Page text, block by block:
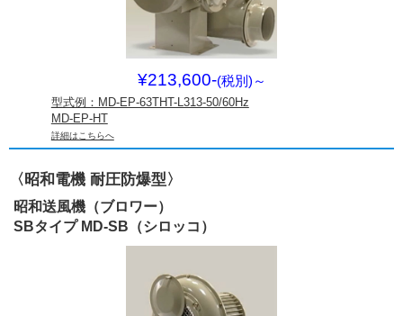
¥213,600-(税別) ～
型式例：MD-EP-63THT-L313-50/60Hz
MD-EP-HT
詳細はこちらへ
〈昭和電機 耐圧防爆型〉
昭和送風機（ブロワー）
SBタイプ MD-SB（シロッコ）